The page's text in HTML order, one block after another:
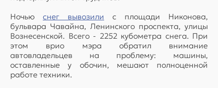
Ночью снег вывозили с площади Никонова,
бульвара Чавайна, Ленинского проспекта, улицы
Вознесенской. Всего - 2252 кубометра снега. При
этом врио мэра обратил внимание
автовладельцев на проблему: машины,
оставленные у обочин, мешают полноценной
работе техники.